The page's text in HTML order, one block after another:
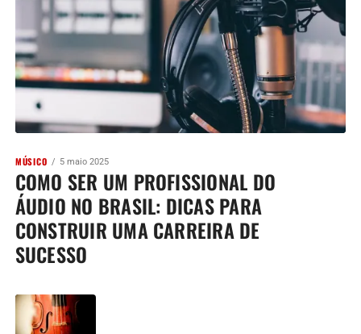
MÚSICO 5 maio 2025
COMO SER UM PROFISSIONAL DO
ÁUDIO NO BRASIL: DICAS PARA
CONSTRUIR UMA CARREIRA DE
SUCESSO